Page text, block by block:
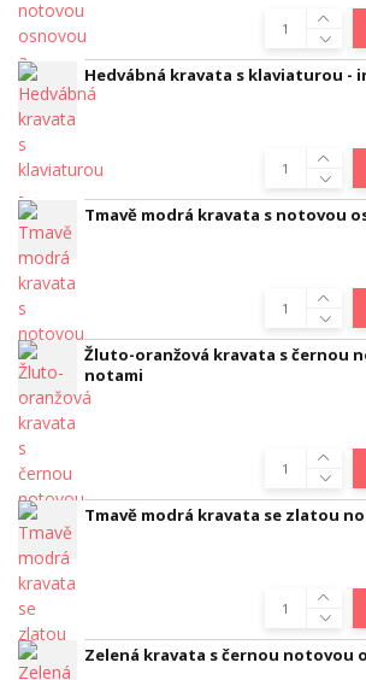
Hedvábná kravata s klaviaturou -
Tmavě modrá kravata s notovou
Žluto-oranžová kravata s černou
notami
Tmavě modrá kravata se zlatou
Zelená kravata s černou notovou